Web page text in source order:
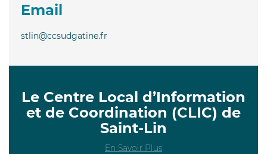
Email
stlin@ccsudgatine.fr
Le Centre Local d’Information
et de Coordination (CLIC) de
Saint-Lin
En Savoir Plus